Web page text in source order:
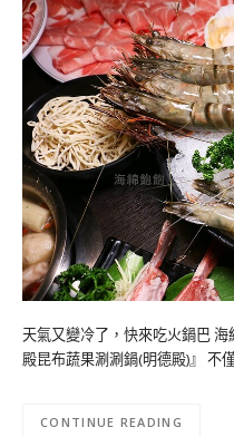
天氣又變冷了，快來吃火鍋巴
殿昆布蔬果涮涮鍋(明德殿)』 不
CONTINUE READING